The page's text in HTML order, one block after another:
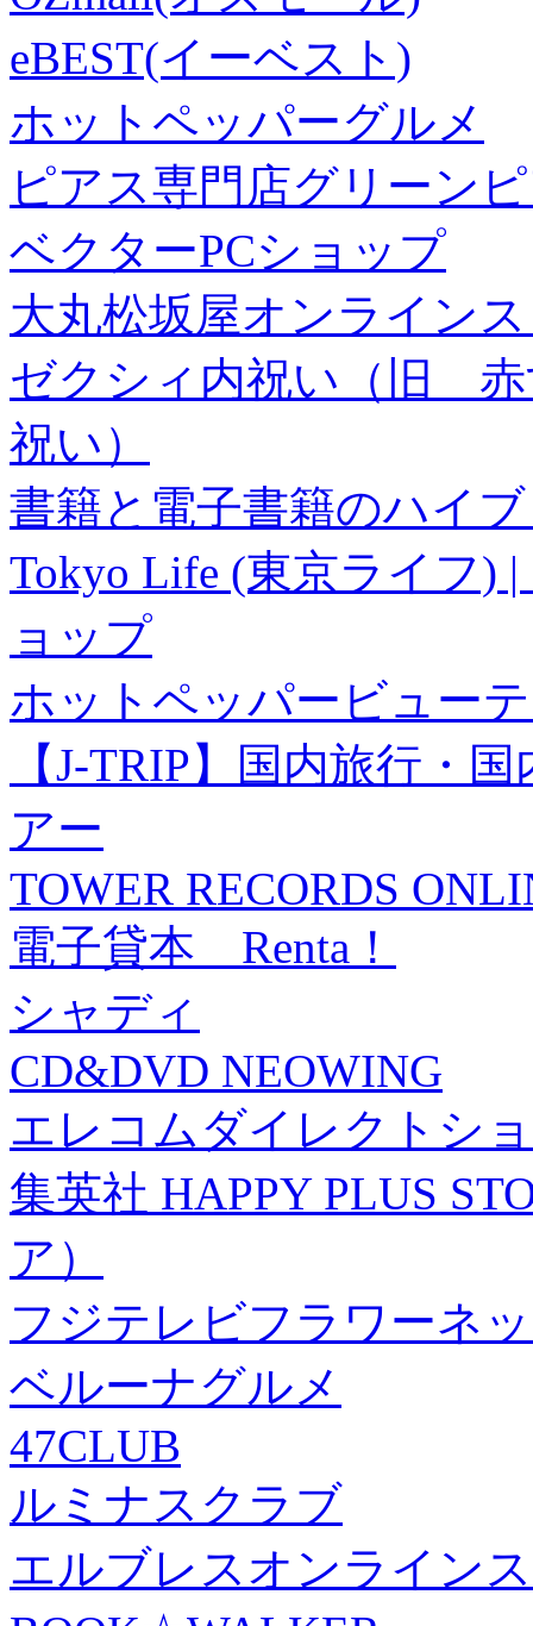
eBEST(イーベスト)
ホットペッパーグルメ
ピアス専門店グリーン
ベクターPCショップ
大丸松坂屋オンライン
ゼクシィ内祝い（旧 赤
祝い）
書籍と電子書籍のハイ
Tokyo Life (東京ライフ)
ョップ
ホットペッパービュー
【J-TRIP】国内旅行・
アー
TOWER RECORDS
電子貸本 Renta！
シャディ
CD&DVD NEOWING
エレコムダイレクトシ
集英社 HAPPY PLUS
ア）
フジテレビフラワーネ
ベルーナグルメ
47CLUB
ルミナスクラブ
エルブレスオンライン